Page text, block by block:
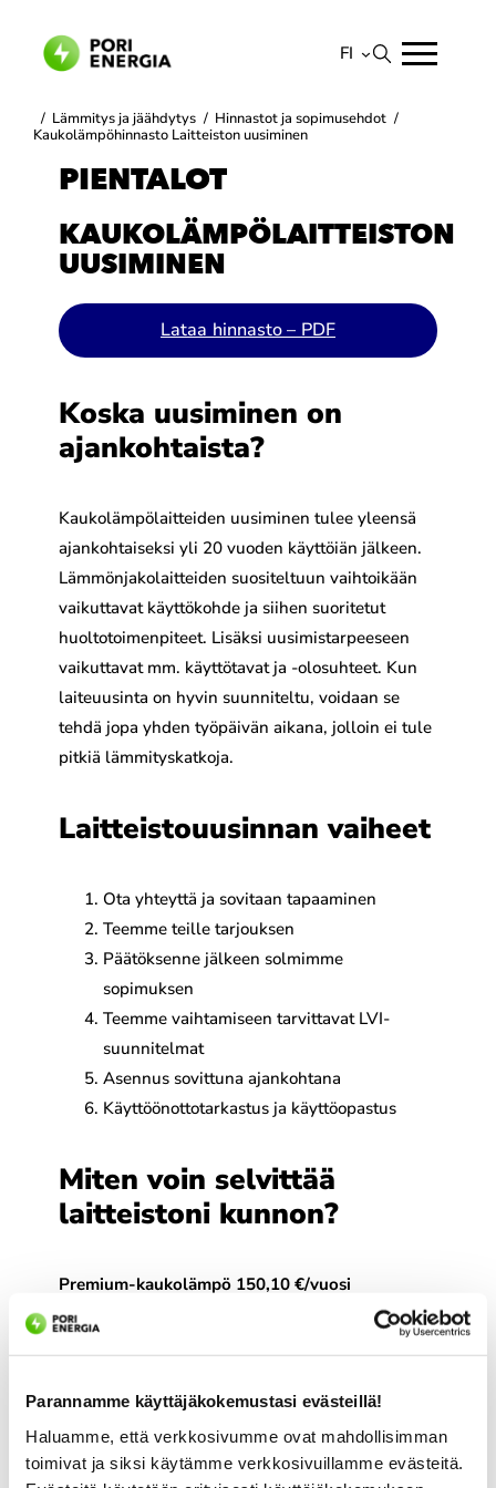
Parannamme käyttäjäkokemustasi evästeillä!
Haluamme, että verkkosivumme ovat mahdollisimman
toimivat ja siksi käytämme verkkosivuillamme evästeitä.
sisältöön
FI
Suomi
/ Lämmitys ja jäähdytys / Hinnastot ja sopimusehdot /
Kaukolämpöhinnasto Laitteiston uusiminen
PIENTALOT
KAUKOLÄMPÖLAITTEISTON
UUSIMINEN
Lataa hinnasto – PDF
Koska uusiminen on
ajankohtaista?
Kaukolämpölaitteiden uusiminen tulee yleensä
ajankohtaiseksi yli 20 vuoden käyttöiän jälkeen.
Lämmönjakolaitteiden suositeltuun vaihtoikään
vaikuttavat käyttökohde ja siihen suoritetut
huoltotoimenpiteet. Lisäksi uusimistarpeeseen
vaikuttavat mm. käyttötavat ja -olosuhteet. Kun
laiteuusinta on hyvin suunniteltu, voidaan se
tehdä jopa yhden työpäivän aikana, jolloin ei tule
pitkiä lämmityskatkoja.
Laitteistouusinnan vaiheet
Ota yhteyttä ja sovitaan tapaaminen
Teemme teille tarjouksen
Päätöksenne jälkeen solmimme
sopimuksen
Teemme vaihtamiseen tarvittavat LVI-
suunnitelmat
Asennus sovittuna ajankohtana
Käyttöönottotarkastus ja käyttöopastus
Miten voin selvittää
laitteistoni kunnon?
Premium-kaukolämpö 150,10 €/vuosi
Sisältää laitteiston vuositarkastuspalvelun ja 24 h
-päivystyspalvelun. Vuositarkastuksessa tehdään
laitteiston kuntotarkastus, mahdollisten
tarkastus. Palveluun sisältyy haluttaessa myös
käyttöopastusta. Premium-hinta ei sisällä teho-